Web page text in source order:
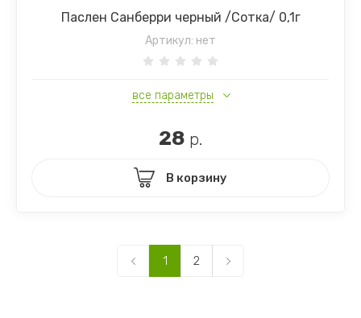
Паслен Санберри черный /Сотка/ 0,1г
Артикул: нет
все параметры
28 р.
В корзину
1 2